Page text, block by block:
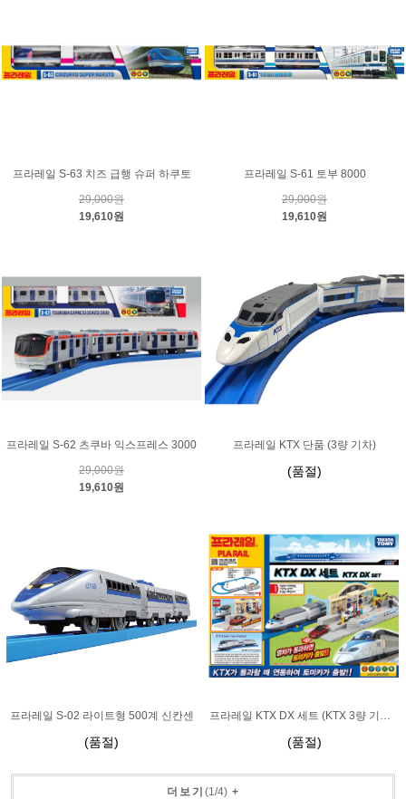
프라레일 S-63 치즈 급행 슈퍼 하쿠토
29,000원
19,610원
프라레일 S-61 토부 8000
29,000원
19,610원
프라레일 S-62 츠쿠바 익스프레스 3000
29,000원
19,610원
프라레일 KTX 단품 (3량 기차)
(품절)
프라레일 S-02 라이트형 500계 신칸센
(품절)
프라레일 KTX DX 세트 (KTX 3량 기차 포함)
(품절)
더보기 (1/4)+